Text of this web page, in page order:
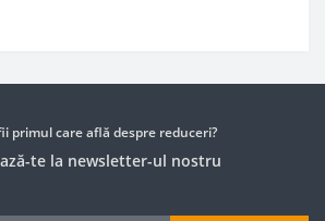
primul care află despre reduceri?
te la newsletter-ul nostru